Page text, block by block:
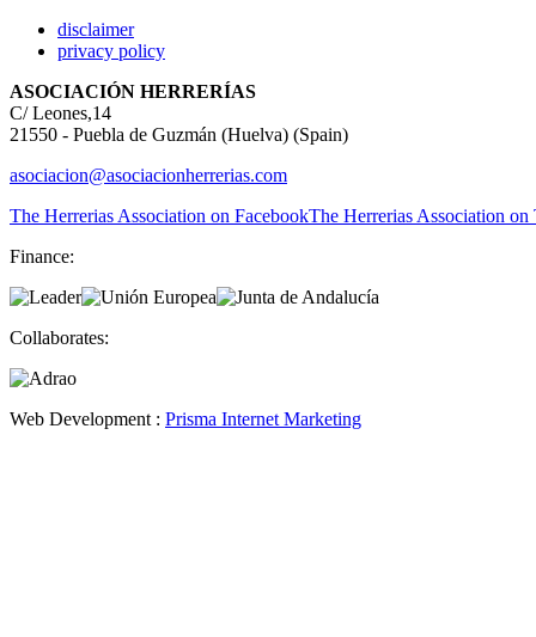
disclaimer
privacy policy
ASOCIACIÓN HERRERÍAS
C/ Leones,14
21550 - Puebla de Guzmán (Huelva) (Spain)
asociacion@asociacionherrerias.com
The Herrerias Association on FacebookThe Herrerias Association on
Finance:
Collaborates:
Web Development : Prisma Internet Marketing